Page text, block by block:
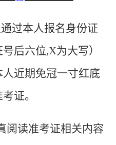
过本人报名身份证
后六位,X为大写）
近期免冠一寸红底
证。
阅读准考证相关内容